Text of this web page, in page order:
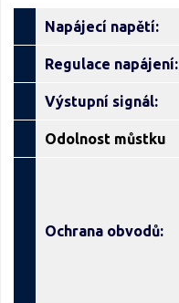
Napájecí napětí:
Regulace napájení:
Výstupní signál:
Odolnost můstku
Ochrana obvodů: